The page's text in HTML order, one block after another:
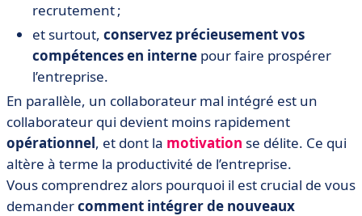
recrutement ;
et surtout, conservez précieusement vos
compétences en interne pour faire prospérer
l’entreprise.
En parallèle, un collaborateur mal intégré est un
collaborateur qui devient moins rapidement
opérationnel, et dont la motivation se délite. Ce qui
altère à terme la productivité de l’entreprise.
Vous comprendrez alors pourquoi il est crucial de vous
demandercomment intégrer de nouveaux